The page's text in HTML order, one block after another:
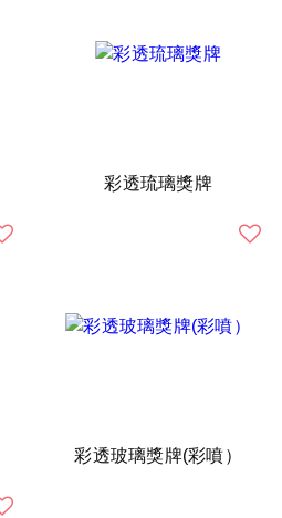
彩透琉璃獎牌
彩透玻璃獎牌(彩噴）